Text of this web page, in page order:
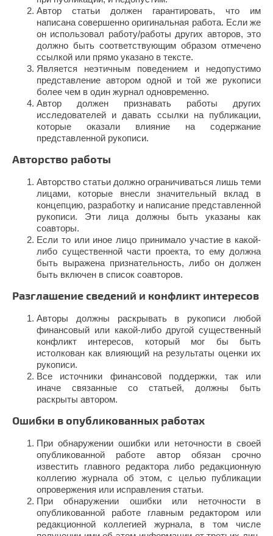
Автор статьи должен гарантировать, что им
написана совершенно оригинальная работа. Если же
он использовал работу/работы других авторов, это
должно быть соответствующим образом отмечено
ссылкой или прямо указано в тексте.
Является неэтичным поведением и недопустимо
представление автором одной и той же рукописи
более чем в один журнал одновременно.
Автор должен признавать работы других
исследователей и давать ссылки на публикации,
которые оказали влияние на содержание
представленной рукописи.
Авторство работы
Авторство статьи должно ограничиваться лишь теми
лицами, которые внесли значительный вклад в
концепцию, разработку и написание представленной
рукописи. Эти лица должны быть указаны как
соавторы.
Если то или иное лицо принимало участие в какой-
либо существенной части проекта, то ему должна
быть выражена признательность, либо он должен
быть включен в список соавторов.
Разглашение сведений и конфликт интересов
Авторы должны раскрывать в рукописи любой
финансовый или какой-либо другой существенный
конфликт интересов, который мог бы быть
истолкован как влияющий на результаты оценки их
рукописи.
Все источники финансовой поддержки, так или
иначе связанные со статьей, должны быть
раскрыты автором.
Ошибки в опубликованных работах
При обнаружении ошибки или неточности в своей
опубликованной работе автор обязан срочно
известить главного редактора либо редакционную
коллегию журнала об этом, с целью публикации
опровержения или исправления статьи.
При обнаружении ошибки или неточности в
опубликованной работе главным редактором или
редакционной коллегией журнала, в том числе